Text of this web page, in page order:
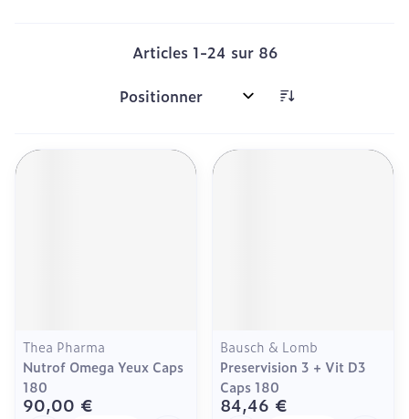
Articles 1-24 sur 86
Trier par:
Thea Pharma
Nutrof Omega Yeux Caps
180
90,00 €
Bausch & Lomb
Preservision 3 + Vit D3
Caps 180
84,46 €